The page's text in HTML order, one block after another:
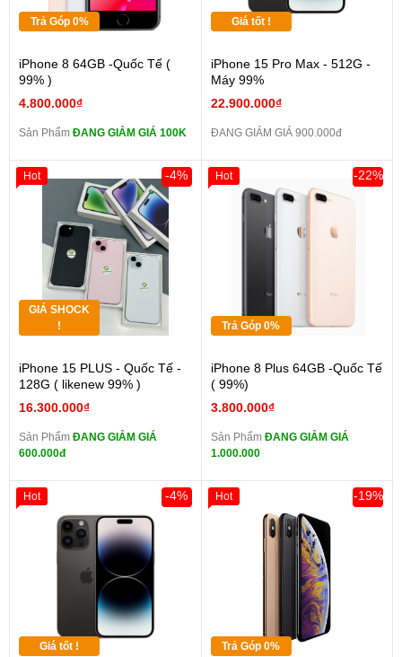
Trả Góp 0%
iPhone 8 64GB -Quốc Tế (
99% )
4.800.000₫
Sản Phẩm ĐANG GIẢM GIÁ 100K
Giá tốt !
iPhone 15 Pro Max - 512G -
Máy 99%
22.900.000₫
ĐANG GIẢM GIÁ 900.000đ
GIÁ SHOCK
!
iPhone 15 PLUS - Quốc Tế -
128G ( likenew 99% )
16.300.000₫
-4%
Sản Phẩm ĐANG GIẢM GIÁ
600.000đ
Hot
Trả Góp 0%
iPhone 8 Plus 64GB -Quốc Tế
( 99%)
3.800.000₫
-22%
Sản Phẩm ĐANG GIẢM GIÁ
1.000.000
Hot
Giá tốt !
-4%
Hot
Trả Góp 0%
-19%
Hot